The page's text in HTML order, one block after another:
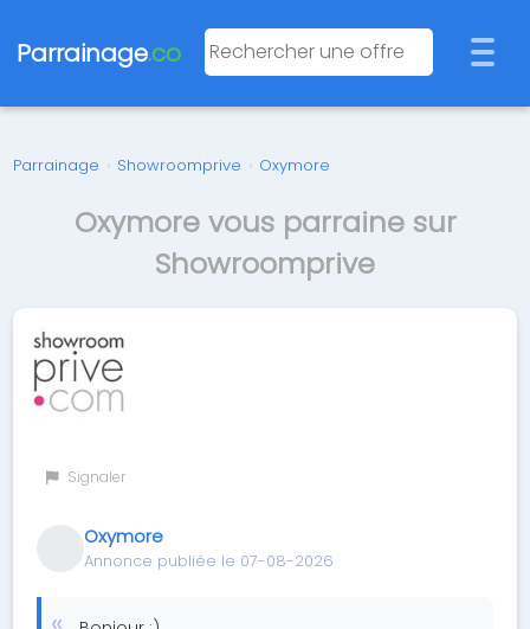
Parrainage.co
Parrainage › Showroomprive › Oxymore
Oxymore vous parraine sur
Showroomprive
Signaler
Oxymore
Annonce publiée le 07-08-2026